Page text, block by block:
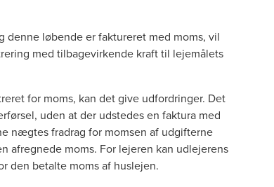
løbende er faktureret med moms, vil
med tilbagevirkende kraft til lejemålets
for moms, kan det give udfordringer. Det
uden at der udstedes en faktura med
nægtes fradrag for momsen af udgifterne
afregnede moms. For lejeren kan udlejerens
den betalte moms af huslejen.